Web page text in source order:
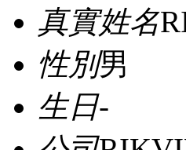
真實姓名
性別男
生日-